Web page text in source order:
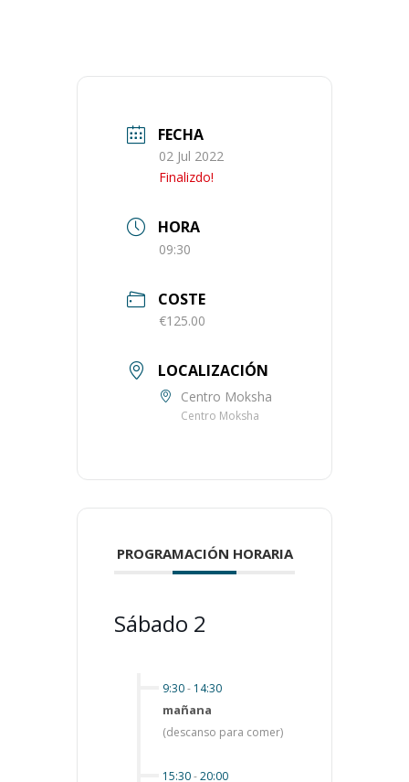
FECHA
02 Jul 2022
Finalizdo!
HORA
09:30
COSTE
€125.00
LOCALIZACIÓN
Centro Moksha
Centro Moksha
PROGRAMACIÓN HORARIA
Sábado 2
9:30- 14:30
mañana
(descanso para comer)
15:30-20:00